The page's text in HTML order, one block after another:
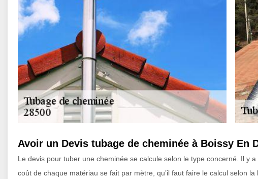
Avoir un Devis tubage de cheminée à Boissy En
Le devis pour tuber une cheminée se calcule selon le type concerné. Il y
coût de chaque matériau se fait par mètre, qu’il faut faire le calcul selon